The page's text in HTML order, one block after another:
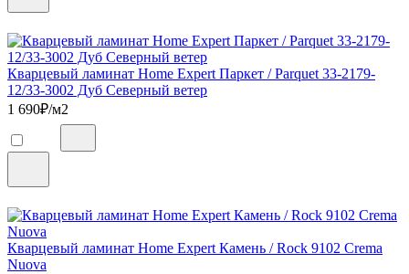
Кварцевый ламинат Home Expert Паркет / Parquet 33-2179-
12/33-3002 Дуб Северный ветер
1 690₽/м2
Кварцевый ламинат Home Expert Камень / Rock 9102 Crema
Nuova